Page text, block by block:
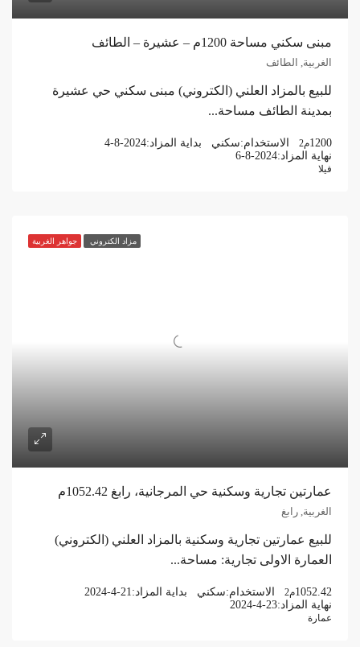
مبنى سكني مساحة 1200م – عشيرة – الطائف
الغربية, الطائف
للبيع بالمزاد العلني (الكتروني) مبنى سكني حي عشيرة
بمدينة الطائف مساحة...
1200م2 الاستخدام:سكني بداية المزاد:4-8-2024
نهاية المزاد:6-8-2024
فيلا
مزاد الكتروني جواهر الغربية
عمارتين تجارية وسكنية حي المرجانية، رابغ 1052.42م
الغربية, رابغ
للبيع عمارتين تجارية وسكنية بالمزاد العلني (الكتروني)
العمارة الاولى تجارية: مساحة...
1052.42م2 الاستخدام:سكني بداية المزاد:2024-4-21
نهاية المزاد:2024-4-23
عمارة